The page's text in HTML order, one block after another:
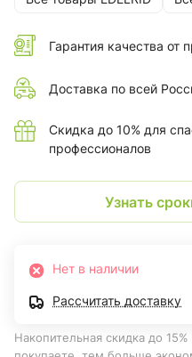
Гарантия качества от
Доставка по всей
Скидка до 10% для
профессионалов
Узнать
Нет в наличии
Рассчитать доставку
Накопительная скидка до